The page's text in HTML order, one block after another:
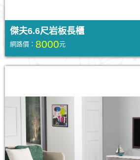
傑夫6.6尺岩板長櫃
網路價： 8000元